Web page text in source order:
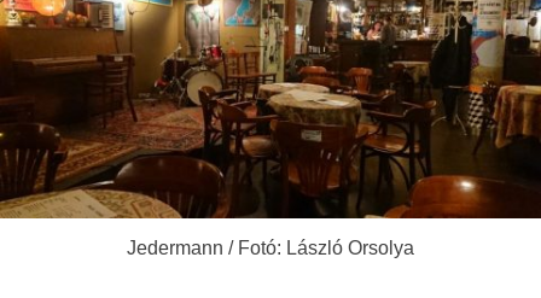
Jedermann / Fotó: László Orsolya